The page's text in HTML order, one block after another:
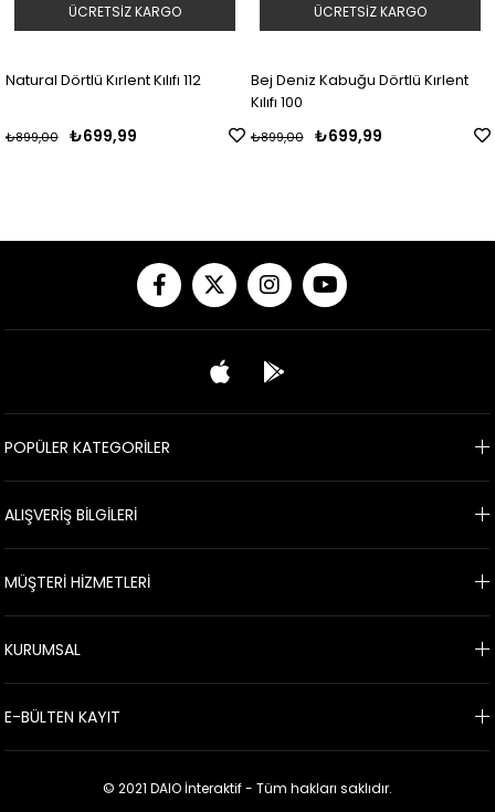
Natural Dörtlü Kırlent Kılıfı 112
₺699,99
₺899,00
ÜCRETSIZ KARGO
Bej Deniz Kabuğu Dörtlü Kırlent
Kılıfı 100
₺699,99
₺899,00
ÜCRETSIZ KARGO
POPÜLER KATEGORİLER
ALIŞVERİŞ BİLGİLERİ
MÜŞTERİ HİZMETLERİ
KURUMSAL
E-BÜLTEN KAYIT
© 2021 DAIO İnteraktif - Tüm hakları saklıdır.